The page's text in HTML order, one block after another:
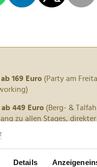
Details
169 Euro (Party am
449 Euro (Berg- &
zu allen Stages,
Verpflegung für alle
649 Euro
(Berg- &